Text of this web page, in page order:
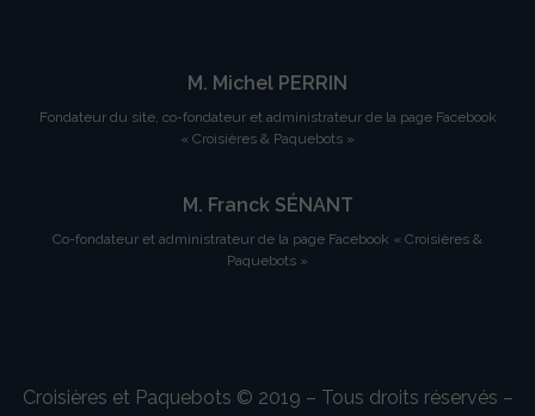
M. Michel PERRIN
Fondateur du site, co-fondateur et administrateur de la page Facebook
« Croisières & Paquebots »
M. Franck SÉNANT
Co-fondateur et administrateur de la page Facebook « Croisières &
Paquebots »
Croisières et Paquebots © 2019 – Tous droits réservés –